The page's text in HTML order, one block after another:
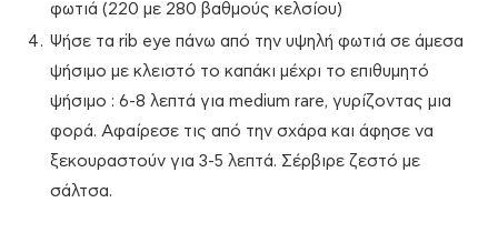
φωτιά (220 με 280 βαθμούς κελσίου)
Ψήσε τα rib eye πάνω από την υψηλή φωτιά σε άμεσα
ψήσιμο με κλειστό το καπάκι μέχρι το επιθυμητό
ψήσιμο : 6-8 λεπτά για medium rare, γυρίζοντας μια
φορά. Αφαίρεσε τις από την σχάρα και άφησε να
ξεκουραστούν για 3-5 λεπτά. Σέρβιρε ζεστό με
σάλτσα.